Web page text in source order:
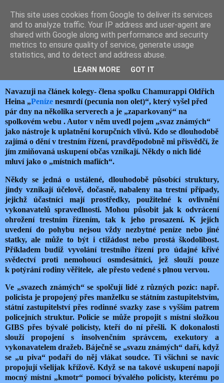
JEMELIK ZDENĚK
pondělí 10. května 2021
PENÍZE NESMRDÍ, KORUPCE KVETE
Navazuji na článek kolegy- člena spolku Chamurappi Oldřich
Heina „Peníze nesmrdí (pecunia non olet)“, který vyšel před
pár dny na několika serverech a je „zaparkovaný“ na
spolkovém webu . Autor v něm uvedl pojem „svaz známých“
jako nástroje k uplatnění korupčních vlivů. Kdo se dlouhodobě
zajímá o dění v trestním řízení, pravděpodobně mi přisvědčí, že
jím zmiňovaná uskupení občas vznikají. Někdy o nich lidé
mluví jako o „místních mafiích“.
Někdy se jedná o ustálené, dlouhodobě působící struktury,
jindy vznikají účelově, dočasně, nabaleny na trestní případy,
jejichž účastníci mají prostředky, použitelné k ovlivnění
vykonavatelů spravedlnosti. Mohou působit jak k odvrácení
ohrožení trestním řízením, tak k jeho prosazení. K jejich
uvedení do pohybu nejsou vždy nezbytné peníze nebo jiné
statky, ale může to být i ctižádost nebo prostá škodolibost.
Příkladem budiž vyvolání trestního řízení pro údajné křivé
svědectví proti nemohoucí osmdesátníci, jež slouží pouze
k potýrání rodiny věřitele, ale přesto vedené s plnou vervou.
Ve „svazech známých“ se spolčují lidé z různých pozic: např.
policista je propojený přes manželku se státním zastupitelstvím,
státní zastupitelství přes rodinné svazky zase s vyšším patrem
policejních struktur. Policie se může propojit s místní složkou
GIBS přes bývalé policisty, kteří do ní přešli. K dokonalosti
slouží propojení s insolvenčním správcem, exekutory a
vykonavatelem dražeb. Báječně se „svazu známých“ daří, když
se „u piva“ podaří do něj vlákat soudce. Ti všichni se navíc
propojují všelijak křížově. Když se na takové uskupení napojí
mocný místní „kmotr“ pomocí bývalého policisty, kterému po
This site uses cookies from Google to deliver its services
and to analyze traffic. Your IP address and user-agent are
shared with Google along with performance and security
metrics to ensure quality of service, generate usage
statistics, and to detect and address abuse.
LEARN MORE GOT IT